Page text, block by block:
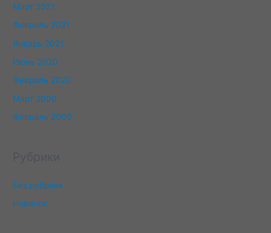
Март 2021
Февраль 2021
Январь 2021
Июнь 2020
Февраль 2020
Март 2000
Февраль 2000
Без рубрики
Новичок